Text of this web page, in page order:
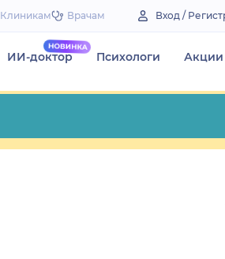
Клиникам Врачам Вход /
ИИ-доктор Психологи Акции